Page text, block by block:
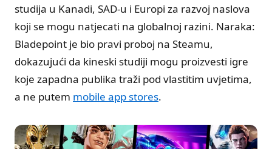
studija u Kanadi, SAD-u i Europi za razvoj naslova
koji se mogu natjecati na globalnoj razini. Naraka:
Bladepoint je bio pravi proboj na Steamu,
dokazujući da kineski studiji mogu proizvesti igre
koje zapadna publika traži pod vlastitim uvjetima,
a ne putem mobile app stores.